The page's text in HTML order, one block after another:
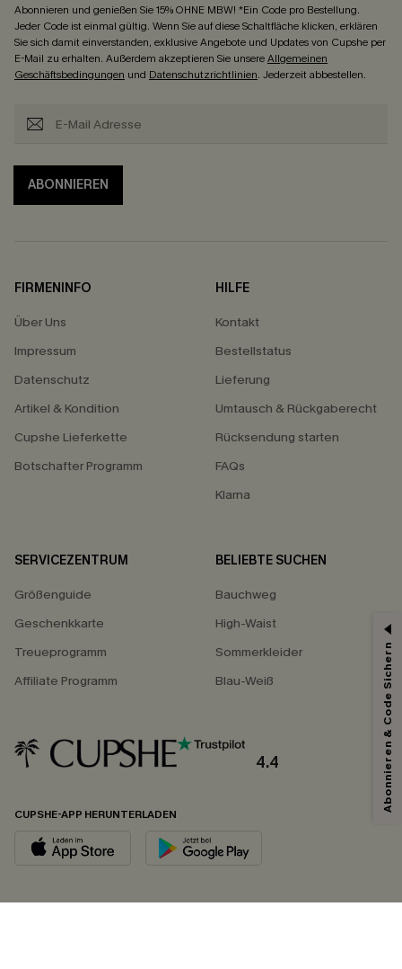
Abonnieren und genießen Sie 15% OHNE MBW! *Ein Code pro Bestellung.
Jeder Code ist einmal gültig. Wenn Sie auf diese Schaltfläche klicken, erklären
Sie sich damit einverstanden, exklusive Angebote und Updates von Cupshe per
E-Mail zu erhalten. Außerdem akzeptieren Sie unsereAllgemeinen
Geschäftsbedingungen und Datenschutzrichtlinien. Jederzeit abbestellen.
ABONNIEREN
FIRMENINFO
Über Uns
Impressum
Datenschutz
Artikel & Kondition
Cupshe Lieferkette
Botschafter Programm
HILFE
Kontakt
Bestellstatus
Lieferung
Umtausch & Rückgaberecht
Rücksendung starten
FAQs
Klarna
SERVICEZENTRUM
Größenguide
Geschenkkarte
Treueprogramm
Affiliate Programm
BELIEBTE SUCHEN
Bauchweg
High-Waist
Sommerkleider
Blau-Weiß
4.4
CUPSHE-APP HERUNTERLADEN
Abonnieren & Code Sichern